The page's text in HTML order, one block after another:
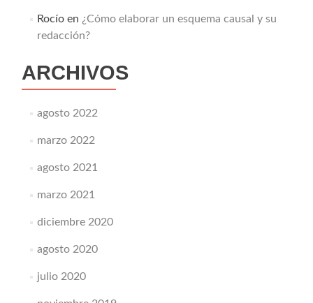
Rocíoen ¿Cómo elaborar un esquema causal y su
redacción?
ARCHIVOS
agosto 2022
marzo 2022
agosto 2021
marzo 2021
diciembre 2020
agosto 2020
julio 2020